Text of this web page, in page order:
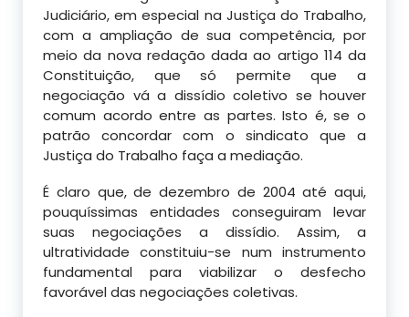
Judiciário, em especial na Justiça do Trabalho,
com a ampliação de sua competência, por
meio da nova redação dada ao artigo 114 da
Constituição, que só permite que a
negociação vá a dissídio coletivo se houver
comum acordo entre as partes. Isto é, se o
patrão concordar com o sindicato que a
Justiça do Trabalho faça a mediação.
É claro que, de dezembro de 2004 até aqui,
pouquíssimas entidades conseguiram levar
suas negociações a dissídio. Assim, a
ultratividade constituiu-se num instrumento
fundamental para viabilizar o desfecho
favorável das negociações coletivas.